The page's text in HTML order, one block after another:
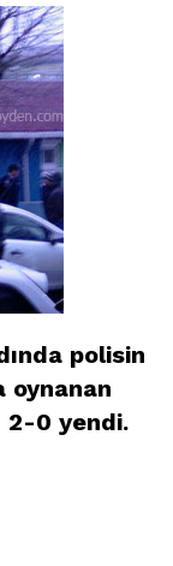
polisin
oynanan
2-0 yendi.